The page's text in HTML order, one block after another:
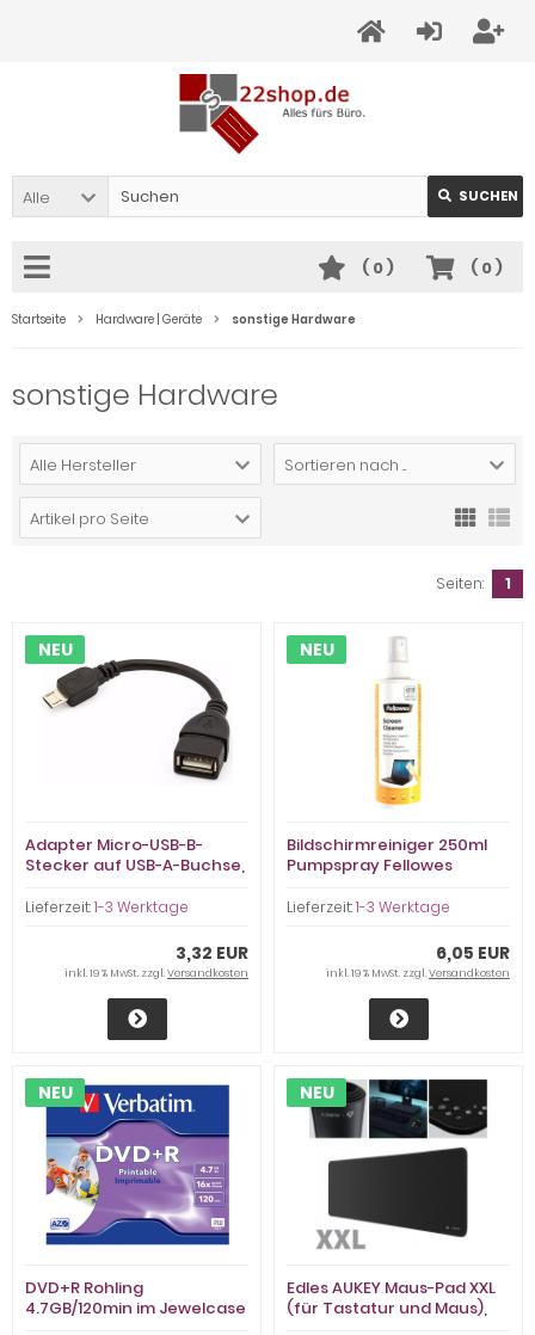
Alle SUCHEN
( 0)
( 0)
Startseite Hardware | Geräte sonstige Hardware
sonstige Hardware
Alle Hersteller Sortieren nach ...
Artikel pro Seite
Seiten: 1
NEU
Adapter Micro-USB-B-
Stecker auf USB-A-Buchse,
Lieferzeit:1-3 Werktage
3,32 EUR
inkl. 19 % MwSt. zzgl.Versandkosten
NEU
Bildschirmreiniger 250ml
Pumpspray Fellowes
Lieferzeit:1-3 Werktage
6,05 EUR
inkl. 19 % MwSt. zzgl.Versandkosten
NEU
DVD+R Rohling
4.7GB/120min im Jewelcase
NEU
Edles AUKEY Maus-Pad XXL
(für Tastatur und Maus),